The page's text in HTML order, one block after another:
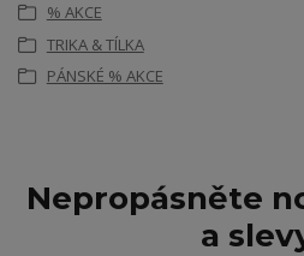
% AKCE
TRIKA & TÍLKA
PÁNSKÉ % AKCE
Nepropásněte
a